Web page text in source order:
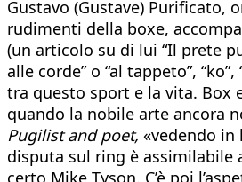
Gustavo (Gustave) Purificato,
rudimenti della boxe,
(un articolo su di lui “Il prete
alle corde” o “al tappeto”,
tra questo sport e la vita. Box
quando la nobile arte ancora
Pugilist and poet, «vedendo in
disputa sul ring è assimilabile
certo Mike Tyson. C’è poi